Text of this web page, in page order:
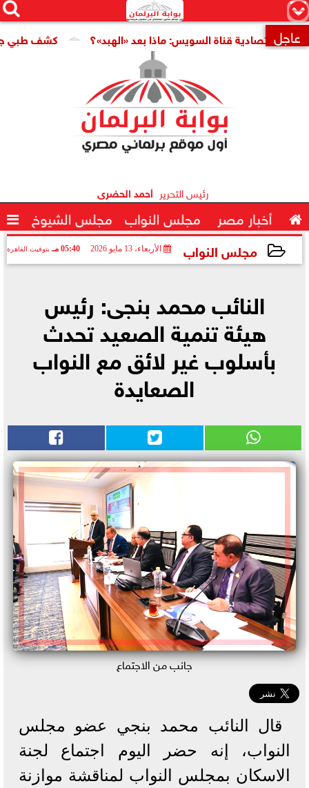
×


 عاجل كشف طبي جديد قناة السويس: ماذا بعد «الهبد»؟
رئيس التحرير أحمد الحضرى
 أخبار مصر مجلس النواب مجلس الشيوخ 
مجلس النواب الأربعاء، 13 مايو 2026 05:40 مـ بتوقيت القاهرة
النائب محمد بنجى: رئيس
هيئة تنمية الصعيد تحدث
بأسلوب غير لائق مع النواب
الصعايدة
جانب من الاجتماع
قال النائب محمد بنجي عضو مجلس
النواب، إنه حضر اليوم اجتماع لجنة
الاسكان بمجلس النواب لمناقشة موازنة